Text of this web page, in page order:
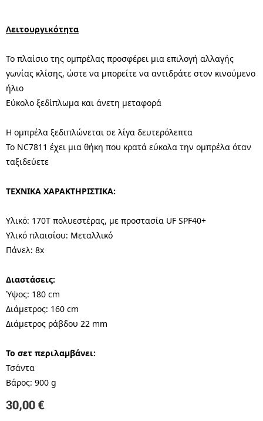
Λειτουργικότητα
Το πλαίσιο της ομπρέλας προσφέρει μια επιλογή αλλαγής
γωνίας κλίσης, ώστε να μπορείτε να αντιδράτε στον κινούμενο
ήλιο
Εύκολο ξεδίπλωμα και άνετη μεταφορά
Η ομπρέλα ξεδιπλώνεται σε λίγα δευτερόλεπτα
Το NC7811 έχει μια θήκη που κρατά εύκολα την ομπρέλα όταν
ταξιδεύετε
ΤΕΧΝΙΚΑ ΧΑΡΑΚΤΗΡΙΣΤΙΚΑ:
Υλικό: 170T πολυεστέρας, με προστασία UF SPF40+
Υλικό πλαισίου: Μεταλλικό
Πάνελ: 8x
Διαστάσεις:
Ύψος: 180 cm
Διάμετρος: 160 cm
Διάμετρος ράβδου 22 mm
Το σετ περιλαμβάνει:
Τσάντα
Βάρος: 900 g
30,00 €